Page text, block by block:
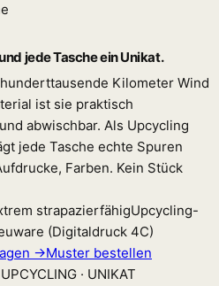
jede Tasche ein Unikat.
Kilometer Wind
ist sie praktisch
abwischbar. Als Upcycling
jede Tasche echte Spuren
Farben. Kein Stück
strapazierfähigUpcycling-
(Digitaldruck 4C)
→Muster bestellen
· UNIKAT